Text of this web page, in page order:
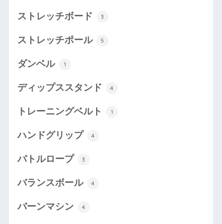
ストレッチボード 3
ストレッチポール 5
ダンベル 1
ディップススタンド 4
トレーニングベルト 1
ハンドグリップ 4
バトルロープ 3
バランスボール 4
バーンマシン 4